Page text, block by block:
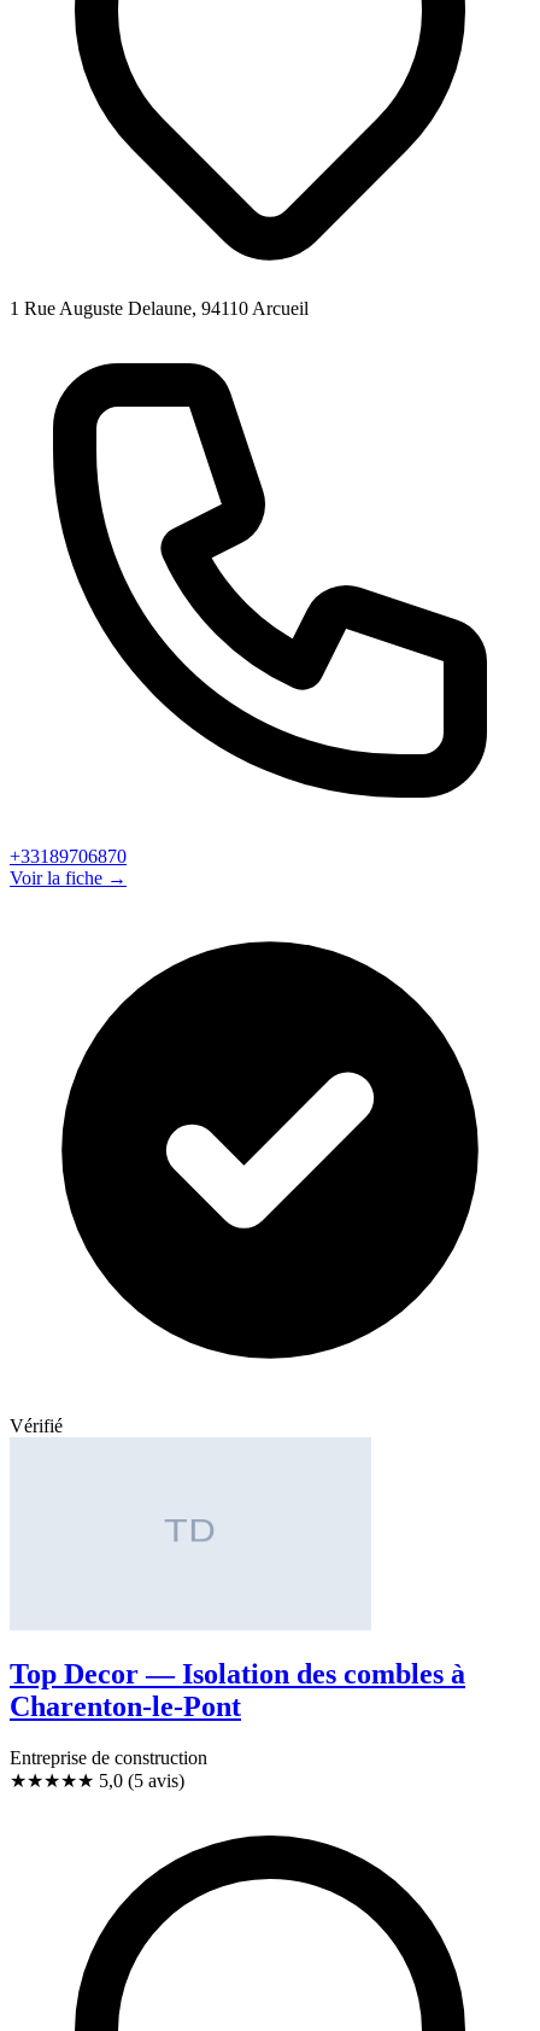
1 Rue Auguste Delaune, 94110 Arcueil
+33189706870
Voir la fiche →
Vérifié
Top Decor — Isolation des combles à
Charenton-le-Pont
Entreprise de construction
★★★★★ 5,0 (5 avis)